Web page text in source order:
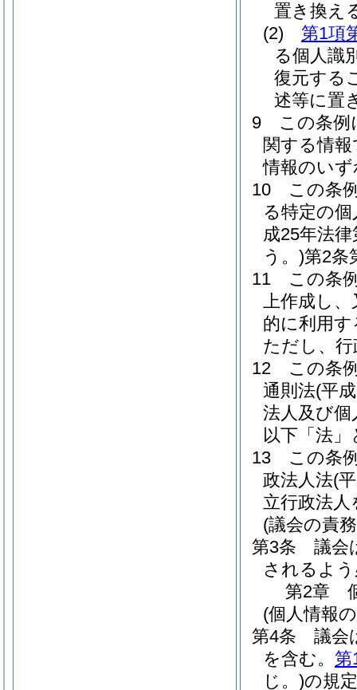
置き換え
(2)
第1項
る個人識
復元する
述等に置
9
この条例
関する情
情報のい
10
この条
る特定の
成25年法
う。)第2条
11
この条
上作成し
的に利用
ただし、
12
この条
通則法(平
法人及び
以下「法
13
この条
政法人法(
立行政法
(議会の責
第3条
議会
されるよ
第2章
(個人情報
第4条
議会
を含む。 第
じ。)の規